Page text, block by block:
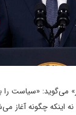
«سیاست را
اینکه چگونه آغاز